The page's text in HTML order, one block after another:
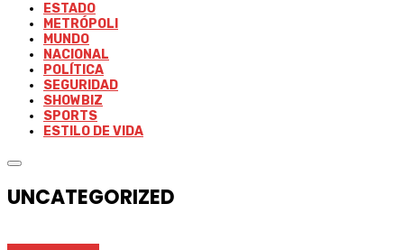
ESTADO
METRÓPOLI
MUNDO
NACIONAL
POLÍTICA
SEGURIDAD
SHOWBIZ
SPORTS
ESTILO DE VIDA
UNCATEGORIZED